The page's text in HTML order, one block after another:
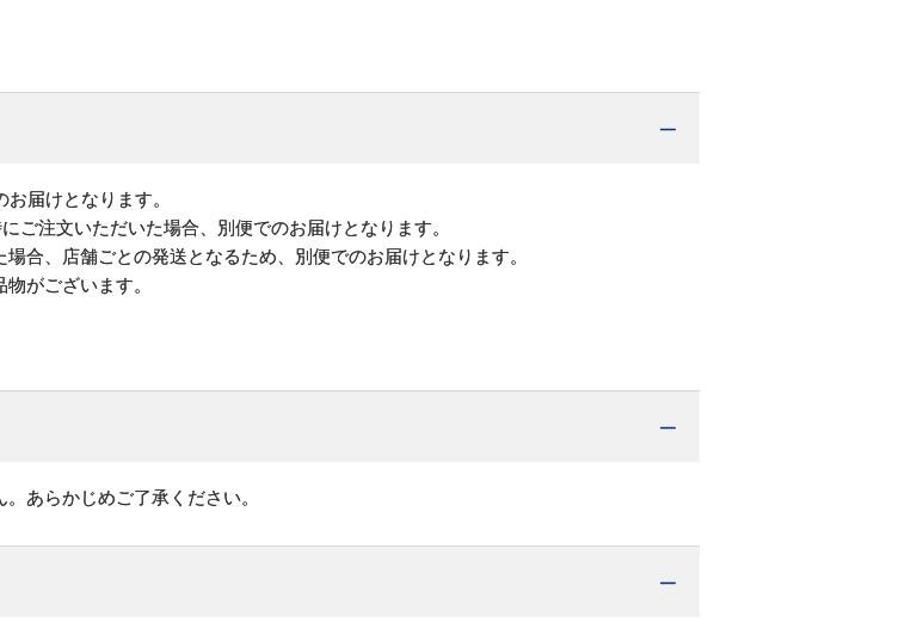
届けとなります。
ご注文いただいた場合、別便でのお届けとなります。
合、店舗ごとの発送となるため、別便でのお届けとなります。
がございます。
あらかじめご了承ください。